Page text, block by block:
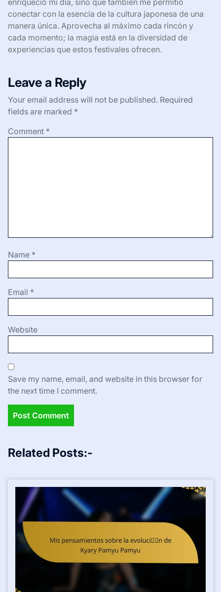
enriqueció mi día, sino que también me permitió
conectar con la esencia de la cultura japonesa de una
manera única. Aprovecha al máximo cada rincón y
cada momento; la magia está en la diversidad de
experiencias que estos festivales ofrecen.
Leave a Reply
Your email address will not be published. Required
fields are marked *
Comment *
Name *
Email *
Website
Save my name, email, and website in this browser for
the next time I comment.
Related Posts:-